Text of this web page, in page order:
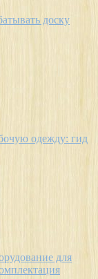
доску
одежду: гид
для